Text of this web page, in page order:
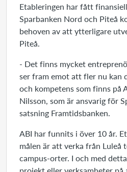
Etableringen har fått
Sparbanken Nord och Piteå
behoven av att ytterligare
Piteå.
- Det finns mycket
ser fram emot att fler nu kan
och kompetens som finns på
Nilsson, som är ansvarig för
satsning Framtidsbanken.
ABI har funnits i över 10 år.
målen är att verka från Luleå
campus-orter. I och med